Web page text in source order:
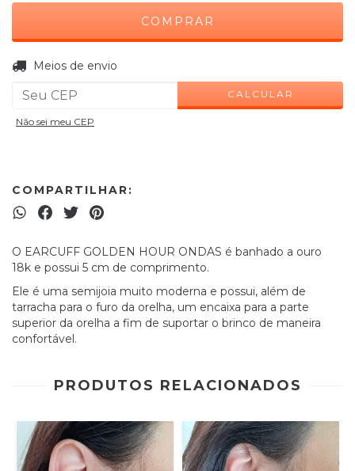
Entregas para o CEP:
Meios de envio
CALCULAR
Não sei meu CEP
COMPARTILHAR:
O EARCUFF GOLDEN HOUR ONDAS é banhado a ouro
18k e possui 5 cm de comprimento.
Ele é uma semijoia muito moderna e possui, além de
tarracha para o furo da orelha, um encaixa para a parte
superior da orelha a fim de suportar o brinco de maneira
confortável.
PRODUTOS RELACIONADOS